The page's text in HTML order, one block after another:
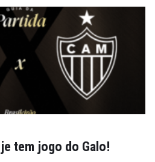
tem jogo do Galo!